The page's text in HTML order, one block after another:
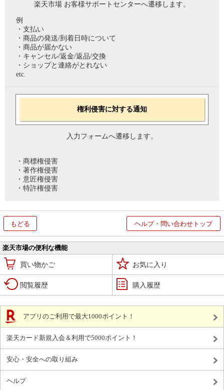
楽天市場 お客様サポートセンターへ遷移します。
例
・支払い
・商品の発送/到着日時について
・商品が届かない
・キャンセル/返金/返品/交換
・ショップと連絡がとれない
etc.
権利侵害に対する通知
入力フォームへ遷移します。
・商標権侵害
・著作権侵害
・意匠権侵害
・特許権侵害
もどる ヘルプ・問い合わせトップ
楽天市場の便利な機能
買い物かご お気に入り
閲覧履歴 購入履歴
アプリのご利用で最大1000ポイント！
楽天カード新規入会＆利用で5000ポイント！
安心・安全への取り組み
ヘルプ